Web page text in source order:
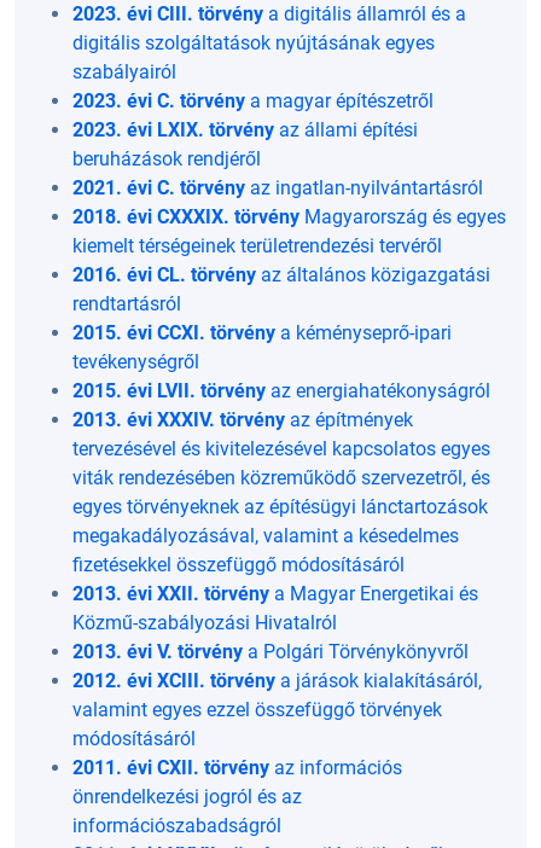
2023. évi CIII. törvény a digitális államról és a
digitális szolgáltatások nyújtásának egyes
szabályairól
2023. évi C. törvény a magyar építészetről
2023. évi LXIX. törvény az állami építési
beruházások rendjéről
2021. évi C. törvény az ingatlan-nyilvántartásról
2018. évi CXXXIX. törvény Magyarország és egyes
kiemelt térségeinek területrendezési tervéről
2016. évi CL. törvény az általános közigazgatási
rendtartásról
2015. évi CCXI. törvény a kéményseprő-ipari
tevékenységről
2015. évi LVII. törvény az energiahatékonyságról
2013. évi XXXIV. törvény az építmények
tervezésével és kivitelezésével kapcsolatos egyes
viták rendezésében közreműködő szervezetről, és
egyes törvényeknek az építésügyi lánctartozások
megakadályozásával, valamint a késedelmes
fizetésekkel összefüggő módosításáról
2013. évi XXII. törvény a Magyar Energetikai és
Közmű-szabályozási Hivatalról
2013. évi V. törvény a Polgári Törvénykönyvről
2012. évi XCIII. törvény a járások kialakításáról,
valamint egyes ezzel összefüggő törvények
módosításáról
2011. évi CXII. törvény az információs
önrendelkezési jogról és az
információszabadságról